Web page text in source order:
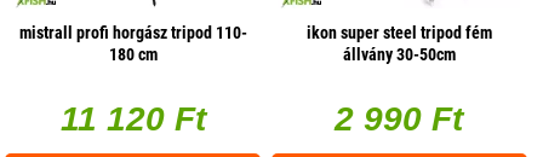
mistrall profi horgász tripod 110-
180 cm
11 120 Ft
ikon super steel tripod fém
állvány 30-50cm
2 990 Ft